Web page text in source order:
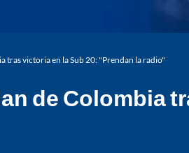
tras victoria en la Sub 20: "Prendan la radio"
de Colombia